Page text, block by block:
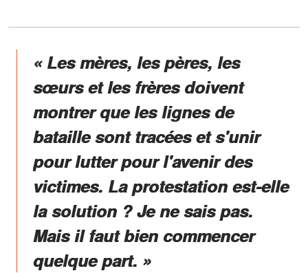
« Les mères, les pères, les
sœurs et les frères doivent
montrer que les lignes de
bataille sont tracées et s'unir
pour lutter pour l'avenir des
victimes. La protestation est-elle
la solution ? Je ne sais pas.
Mais il faut bien commencer
quelque part. »